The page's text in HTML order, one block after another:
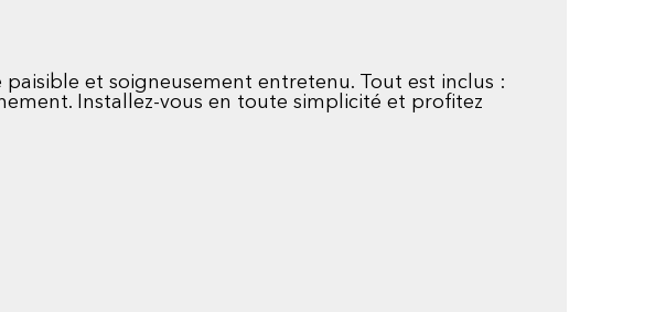
et soigneusement entretenu. Tout est inclus :
Installez-vous en toute simplicité et profitez